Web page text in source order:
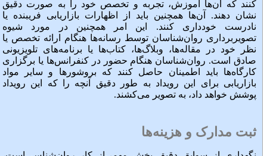
کنند که آن‌ها آموزش، تجربه و تخصص خود را به صورت دقیق
نشان دهند. آن‌ها همچنین باید از اظهارات بازاریابی فریبنده یا
نادرست خودداری کنند. این امر همچنین در مورد شیوه
تصویربرداری روان‌شناسان توسط رسانه‌ها هنگام ارائه تخصص یا
نظر خود در مقاله‌ها، وبلاگ‌ها، کتاب‌ها یا برنامه‌های تلویزیونی
صادق است. روان‌شناسان هنگام حضور در کنفرانس‌ها یا برگزاری
کارگاه‌ها باید اطمینان حاصل کنند که بروشورها و سایر مواد
بازاریابی برای این رویداد به طور دقیق آنچه را که این رویداد
پوشش خواهد داد، به تصویر می‌کشند.
ثبت مدارک و هزینه‌ها